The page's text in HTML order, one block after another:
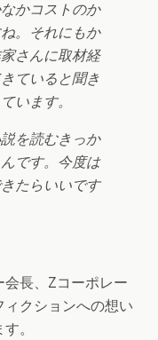
かコストのか
。それにもか
さんに取材経
ていると聞き
います。
を読むきっか
です。今度は
たらいいです
長、Zコーポレー
クションへの想い
。